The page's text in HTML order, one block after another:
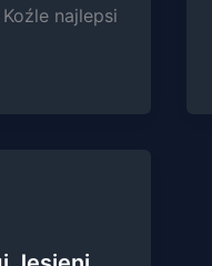
najlepsi